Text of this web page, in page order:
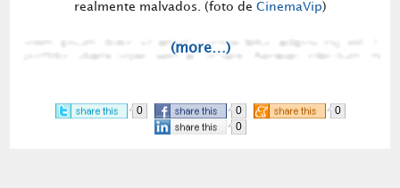
realmente malvados. (foto de CinemaVip)
(more…)
0 0
0
0